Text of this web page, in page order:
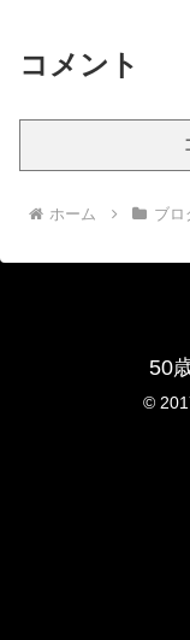
コメント
ホーム ブロ
50
©